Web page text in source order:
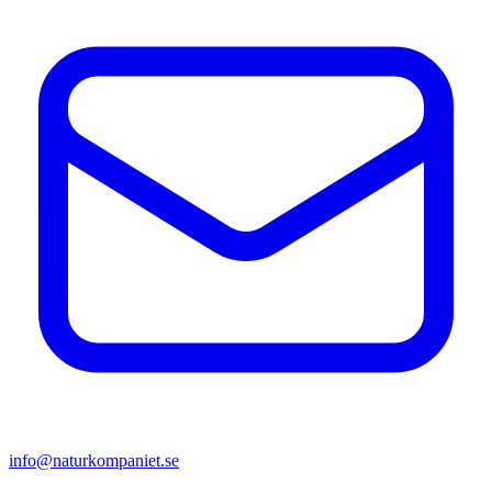
info@naturkompaniet.se